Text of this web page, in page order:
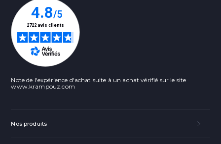
Note de l'expérience d'achat suite à un achat vérifié sur le site
www.krampouz.com
Nos produits